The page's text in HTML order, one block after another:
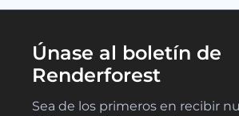
Únase al boletín de
Renderforest
Sea de los primeros en recibir